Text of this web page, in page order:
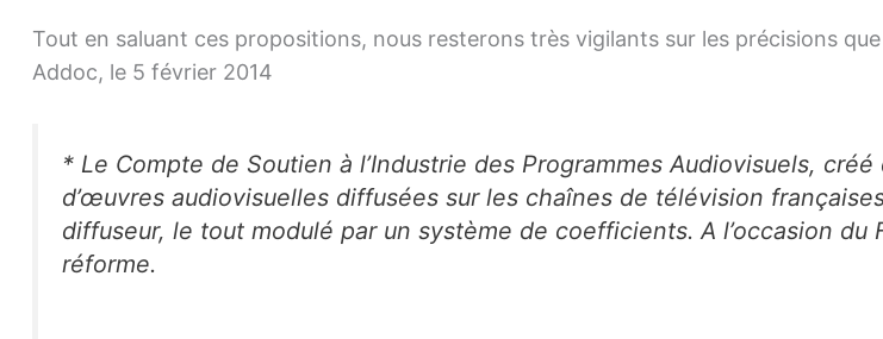
Tout en saluant ces propositions, nous resterons très vigilants sur les précisions
Addoc, le 5 février 2014
* Le Compte de Soutien à l’Industrie des Programmes Audiovisuels,
d’œuvres audiovisuelles diffusées sur les chaînes de télévision
diffuseur, le tout modulé par un système de coefficients. A l’occasion du
réforme.